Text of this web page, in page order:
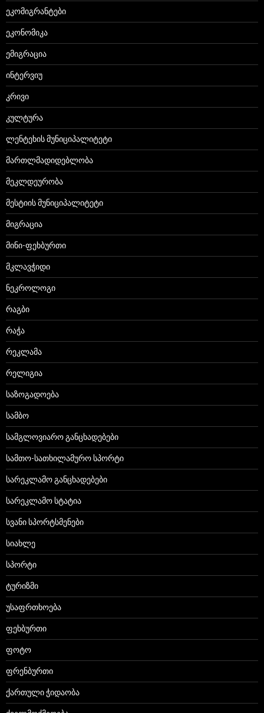
ეკომიგრანტები
ეკონომიკა
ემიგრაცია
ინტერვიუ
კრივი
კულტურა
ლენტეხის მუნიციპალიტეტი
მართლმადიდებლობა
მეკლდეურობა
მესტიის მუნიციპალიტეტი
მიგრაცია
მინი-ფეხბურთი
მკლავჭიდი
ნეკროლოგი
რაგბი
რაჭა
რეკლამა
რელიგია
საზოგადოება
სამბო
სამგლოვიარო განცხადებები
სამთო-სათხილამურო სპორტი
სარეკლამო განცხადებები
სარეკლამო სტატია
სვანი სპორტსმენები
სიახლე
სპორტი
ტურიზმი
უსაფრთხოება
ფეხბურთი
ფოტო
ფრენბურთი
ქართული ჭიდაობა